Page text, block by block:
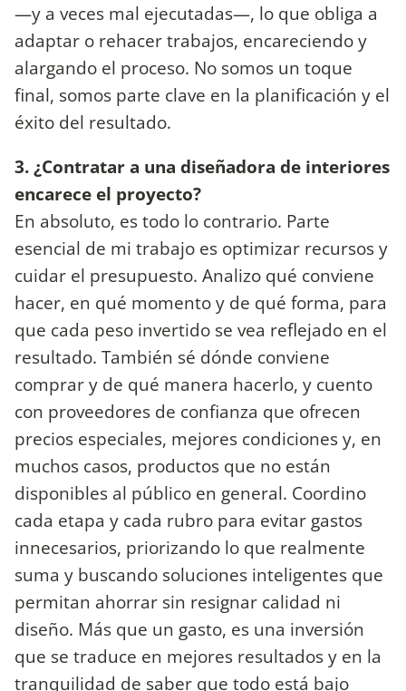
—y a veces mal ejecutadas—, lo que obliga a
adaptar o rehacer trabajos, encareciendo y
alargando el proceso. No somos un toque
final, somos parte clave en la planificación y el
éxito del resultado.
3. ¿Contratar a una diseñadora de interiores
encarece el proyecto?
En absoluto, es todo lo contrario. Parte
esencial de mi trabajo es optimizar recursos y
cuidar el presupuesto. Analizo qué conviene
hacer, en qué momento y de qué forma, para
que cada peso invertido se vea reflejado en el
resultado. También sé dónde conviene
comprar y de qué manera hacerlo, y cuento
con proveedores de confianza que ofrecen
precios especiales, mejores condiciones y, en
muchos casos, productos que no están
disponibles al público en general. Coordino
cada etapa y cada rubro para evitar gastos
innecesarios, priorizando lo que realmente
suma y buscando soluciones inteligentes que
permitan ahorrar sin resignar calidad ni
diseño. Más que un gasto, es una inversión
que se traduce en mejores resultados y en la
tranquilidad de saber que todo está bajo